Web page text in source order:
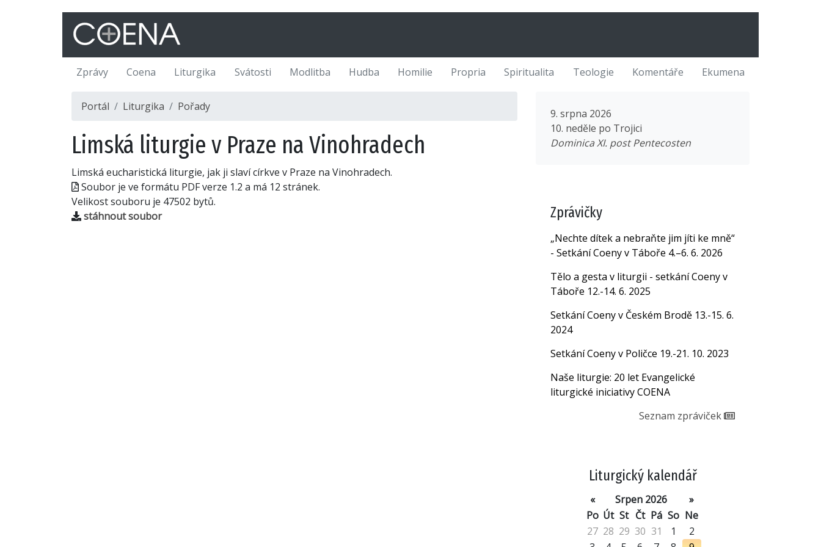
Zprávy Coena Liturgika Svátosti Modlitba Hudba Homilie Propria Spiritualita Teologie Komentáře Ekumena
Portál Liturgika Pořady
Limská liturgie v Praze na Vinohradech
Limská eucharistická liturgie, jak ji slaví církve v Praze na Vinohradech.
Soubor je ve formátu PDF verze 1.2 a má 12 stránek.
Velikost souboru je 47502 bytů.
stáhnout soubor
9. srpna 2026
10. neděle po Trojici
Dominica XI. post Pentecosten
Zprávičky
„Nechte dítek a nebraňte jim jíti ke mně“
- Setkání Coeny v Táboře 4.–6. 6. 2026
Tělo a gesta v liturgii - setkání Coeny v
Táboře 12.-14. 6. 2025
Setkání Coeny v Českém Brodě 13.-15. 6.
2024
Setkání Coeny v Poličce 19.-21. 10. 2023
Naše liturgie: 20 let Evangelické
liturgické iniciativy COENA
Seznam zpráviček
Liturgický kalendář
« Srpen 2026
»
Po Út St Čt Pá So Ne
27 28 29 30 31 1
2